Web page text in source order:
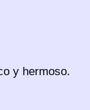
y hermoso.